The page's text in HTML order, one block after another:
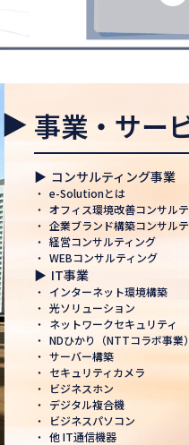
事業・サー
▶ コンサルティング事業
・ e-Solutionとは
・ オフィス環境改善コンサル
・ 企業ブランド構築コンサル
・ 経営コンサルティング
・ WEBコンサルティング
▶ IT事業
・ インターネット環境構築
・ 光ソリューション
・ ネットワークセキュリティ
・ NDひかり（NTTコラボ事業）
・ サーバー構築
・ セキュリティカメラ
・
ビジネスホン
・ デジタル複合機
・
ビジネスパソコン
・ 他 IT通信機器